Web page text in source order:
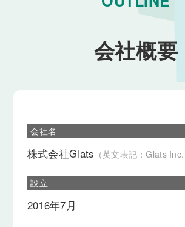
会社概要
会社名
株式会社Glats （英文表記：Glats Inc.
設立
2016年7月